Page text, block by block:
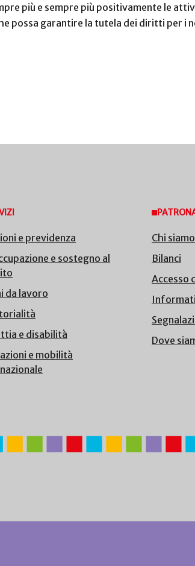
più e sempre più positivamente le
possa garantire la tutela dei diritti per i
e previdenza
e sostegno al
da lavoro
e disabilità
e mobilità
Chi siamo
Bilanci
Accesso
Dove